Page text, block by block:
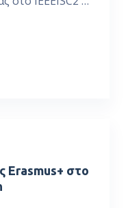
Erasmus+ στο